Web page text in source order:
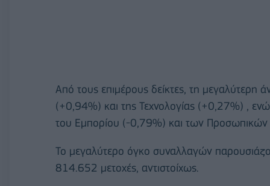
Από τους επιμέρους δείκτες, τη μεγαλύτερη
(+0,94%) και της Τεχνολογίας (+0,27%) , ενώ
του Εμπορίου (-0,79%) και των
Το μεγαλύτερο όγκο συναλλαγών
814.652 μετοχές, αντιστοίχως.